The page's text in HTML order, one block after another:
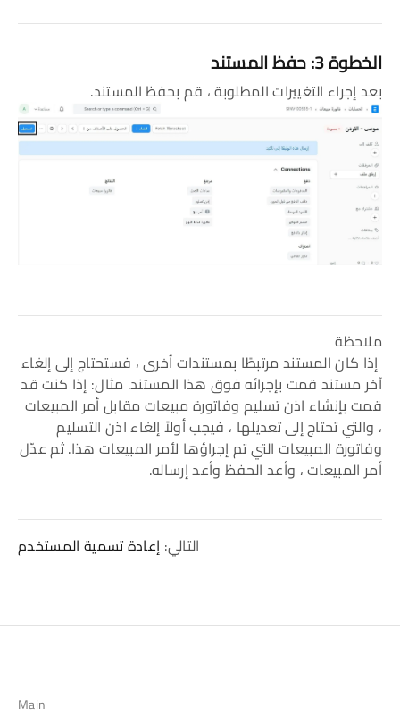
الخطوة 3: حفظ المستند
بعد إجراء التغييرات المطلوبة ، قم بحفظ المستند.
ملاحظة
إذا كان المستند مرتبطًا بمستندات أخرى ، فستحتاج إلى إلغاء
آخر مستند قمت بإجرائه فوق هذا المستند. مثال: إذا كنت قد
قمت بإنشاء اذن تسليم وفاتورة مبيعات مقابل أمر المبيعات
، والتي تحتاج إلى تعديلها ، فيجب أولاً إلغاء اذن التسليم
وفاتورة المبيعات التي تم إجراؤها لأمر المبيعات هذا. ثم عدّل
أمر المبيعات ، وأعد الحفظ وأعد إرساله.
التالي: إعادة تسمية المستخدم
Main